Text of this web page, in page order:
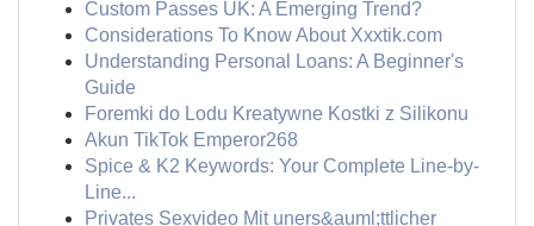
Custom Passes UK: A Emerging Trend?
Considerations To Know About Xxxtik.com
Understanding Personal Loans: A Beginner's
Guide
Foremki do Lodu Kreatywne Kostki z Silikonu
Akun TikTok Emperor268
Spice & K2 Keywords: Your Complete Line-by-
Line...
Privates Sexvideo Mit uners&auml;ttlicher